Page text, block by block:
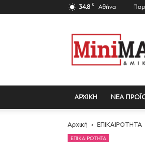
34.8 C Αθήνα
Mini
Market
Magazine
ΑΡΧΙΚΗ ΝΕΑ
Αρχική ΕΠΙΚΑΙΡΟΤΗΤΑ
ΕΠΙΚΑΙΡΟΤΗΤΑ